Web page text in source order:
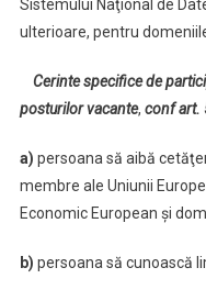
Sistemului Naţional de
ulterioare, pentru
Cerinte specifice de
posturilor vacante, conf art.
a) persoana să aibă
membre ale Uniunii
Economic European şi
b) persoana să cunoască